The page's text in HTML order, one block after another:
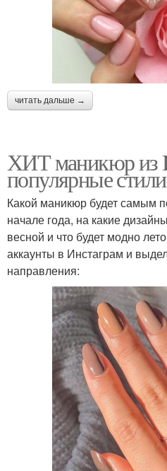
читать дальше →
ХИТ маникюр из
популярные
Какой маникюр будет самым
начале года, на какие
весной и что будет модно
аккаунты в Инстаграм и
направления: